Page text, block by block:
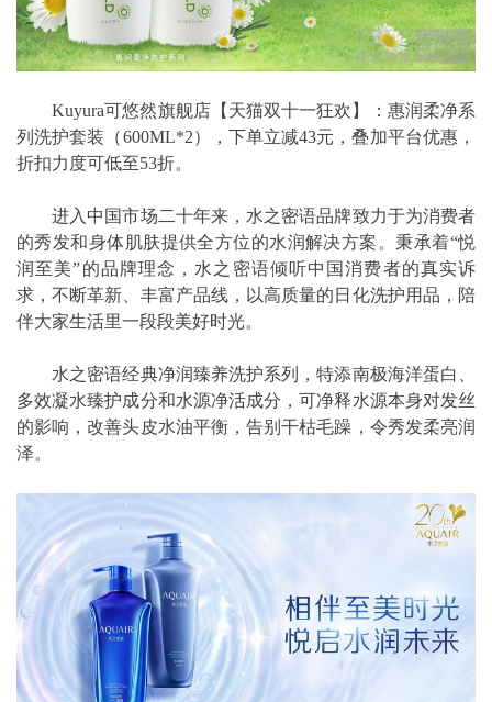
Kuyura可悠然旗舰店【天猫双十一狂欢】：惠润柔净系
列洗护套装（600ML*2），下单立减43元，叠加平台优惠，
折扣力度可低至53折。
进入中国市场二十年来，水之密语品牌致力于为消费者
的秀发和身体肌肤提供全方位的水润解决方案。秉承着“悦
润至美”的品牌理念，水之密语倾听中国消费者的真实诉
求，不断革新、丰富产品线，以高质量的日化洗护用品，陪
伴大家生活里一段段美好时光。
水之密语经典净润臻养洗护系列，特添南极海洋蛋白、
多效凝水臻护成分和水源净活成分，可净释水源本身对发丝
的影响，改善头皮水油平衡，告别干枯毛躁，令秀发柔亮润
泽。